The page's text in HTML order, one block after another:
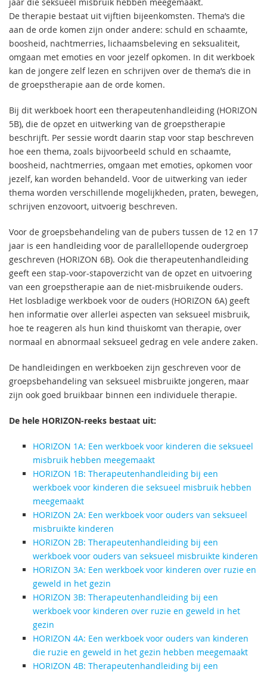
De therapie bestaat uit vijftien bijeenkomsten. Thema’s die
aan de orde komen zijn onder andere: schuld en schaamte,
boosheid, nachtmerries, lichaamsbeleving en seksualiteit,
omgaan met emoties en voor jezelf opkomen. In dit werkboek
kan de jongere zelf lezen en schrijven over de thema’s die in
de groepstherapie aan de orde komen.
Bij dit werkboek hoort een therapeutenhandleiding (HORIZON
5B), die de opzet en uitwerking van de groepstherapie
beschrijft. Per sessie wordt daarin stap voor stap beschreven
hoe een thema, zoals bijvoorbeeld schuld en schaamte,
boosheid, nachtmerries, omgaan met emoties, opkomen voor
jezelf, kan worden behandeld. Voor de uitwerking van ieder
thema worden verschillende mogelijkheden, praten, bewegen,
schrijven enzovoort, uitvoerig beschreven.
Voor de groepsbehandeling van de pubers tussen de 12 en 17
jaar is een handleiding voor de parallellopende oudergroep
geschreven (HORIZON 6B). Ook die therapeutenhandleiding
geeft een stap-voor-stapoverzicht van de opzet en uitvoering
van een groepstherapie aan de niet-misbruikende ouders.
Het losbladige werkboek voor de ouders (HORIZON 6A) geeft
hen informatie over allerlei aspecten van seksueel misbruik,
hoe te reageren als hun kind thuiskomt van therapie, over
normaal en abnormaal seksueel gedrag en vele andere zaken.
De handleidingen en werkboeken zijn geschreven voor de
groepsbehandeling van seksueel misbruikte jongeren, maar
zijn ook goed bruikbaar binnen een individuele therapie.
De hele HORIZON-reeks bestaat uit:
HORIZON 1A: Een werkboek voor kinderen die seksueel
misbruik hebben meegemaakt
HORIZON 1B: Therapeutenhandleiding bij een
werkboek voor kinderen die seksueel misbruik hebben
meegemaakt
HORIZON 2A: Een werkboek voor ouders van seksueel
misbruikte kinderen
HORIZON 2B: Therapeutenhandleiding bij een
werkboek voor ouders van seksueel misbruikte kinderen
HORIZON 3A: Een werkboek voor kinderen over ruzie en
geweld in het gezin
HORIZON 3B: Therapeutenhandleiding bij een
werkboek voor kinderen over ruzie en geweld in het
gezin
HORIZON 4A: Een werkboek voor ouders van kinderen
die ruzie en geweld in het gezin hebben meegemaakt
HORIZON 4B: Therapeutenhandleiding bij een